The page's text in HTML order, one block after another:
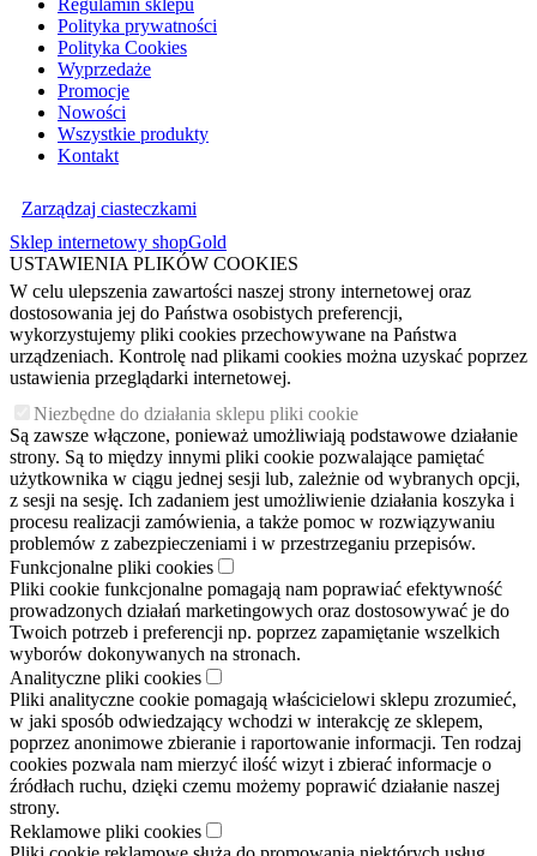
Polityka prywatności
Polityka Cookies
Wyprzedaże
Promocje
Nowości
Wszystkie produkty
Kontakt
Zarządzaj ciasteczkami
Sklep internetowy shopGold
USTAWIENIA PLIKÓW COOKIES
W celu ulepszenia zawartości naszej strony internetowej oraz
dostosowania jej do Państwa osobistych preferencji,
wykorzystujemy pliki cookies przechowywane na Państwa
urządzeniach. Kontrolę nad plikami cookies można uzyskać poprzez
ustawienia przeglądarki internetowej.
Niezbędne do działania sklepu pliki cookie
Są zawsze włączone, ponieważ umożliwiają podstawowe działanie
strony. Są to między innymi pliki cookie pozwalające pamiętać
użytkownika w ciągu jednej sesji lub, zależnie od wybranych opcji,
z sesji na sesję. Ich zadaniem jest umożliwienie działania koszyka i
procesu realizacji zamówienia, a także pomoc w rozwiązywaniu
problemów z zabezpieczeniami i w przestrzeganiu przepisów.
Funkcjonalne pliki cookies
Pliki cookie funkcjonalne pomagają nam poprawiać efektywność
prowadzonych działań marketingowych oraz dostosowywać je do
Twoich potrzeb i preferencji np. poprzez zapamiętanie wszelkich
wyborów dokonywanych na stronach.
Analityczne pliki cookies
Pliki analityczne cookie pomagają właścicielowi sklepu zrozumieć,
w jaki sposób odwiedzający wchodzi w interakcję ze sklepem,
poprzez anonimowe zbieranie i raportowanie informacji. Ten rodzaj
cookies pozwala nam mierzyć ilość wizyt i zbierać informacje o
źródłach ruchu, dzięki czemu możemy poprawić działanie naszej
strony.
Reklamowe pliki cookies